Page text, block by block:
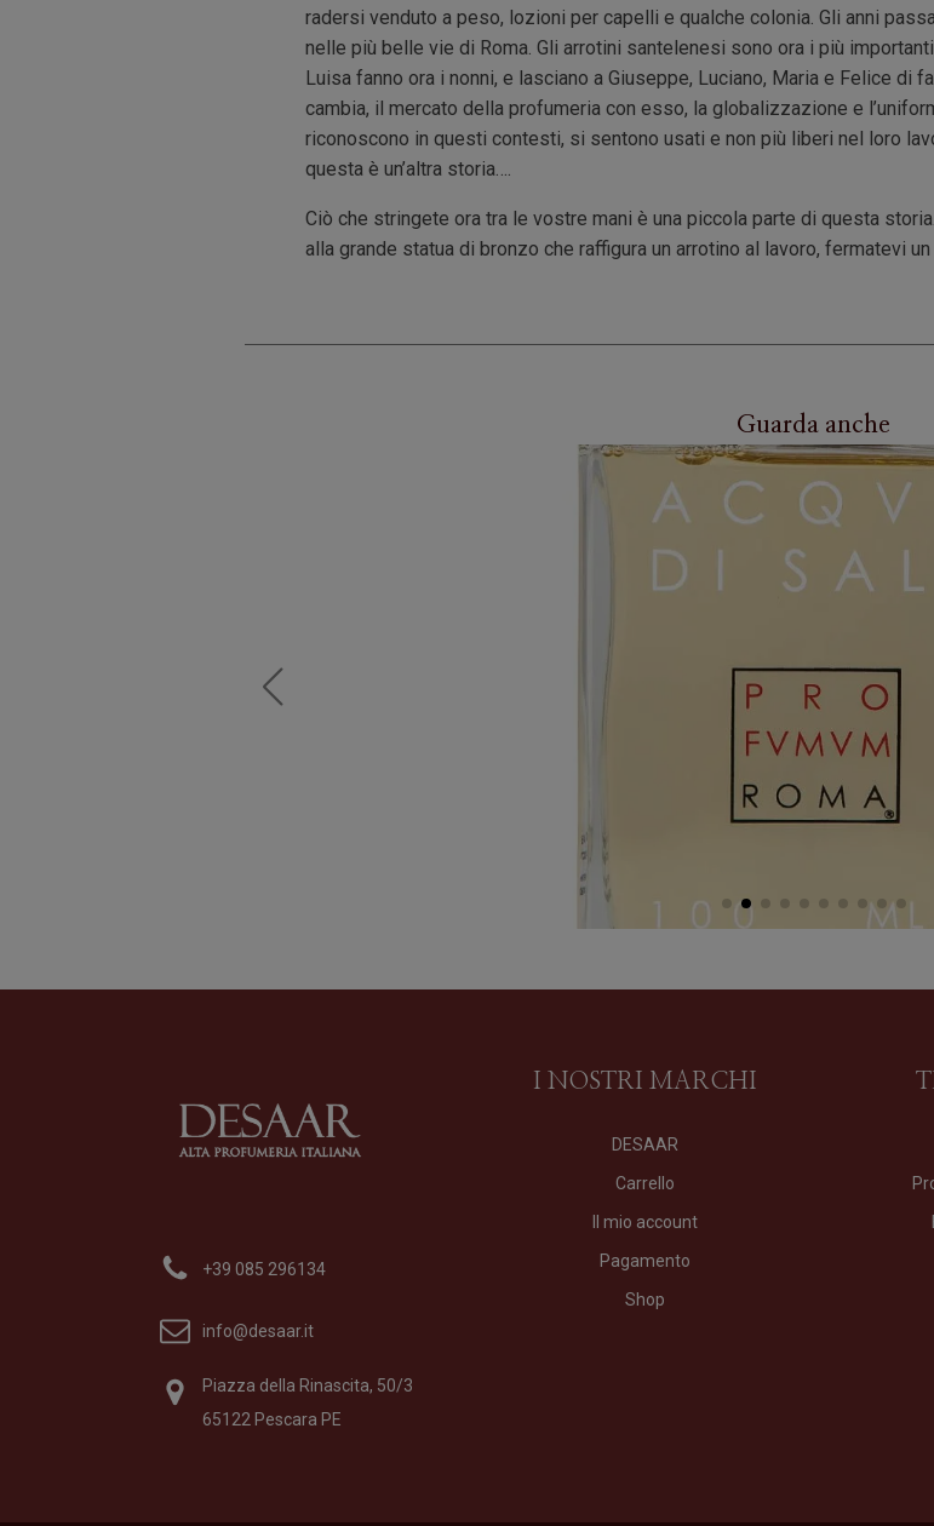
radersi venduto a peso, lozioni per capelli e qualche colonia. Gli anni
nelle più belle vie di Roma. Gli arrotini santelenesi sono ora i più
Luisa fanno ora i nonni, e lasciano a Giuseppe, Luciano, Maria e Felice di
cambia, il mercato della profumeria con esso, la globalizzazione e
riconoscono in questi contesti, si sentono usati e non più liberi nel loro
questa è un’altra storia….
Ciò che stringete ora tra le vostre mani è una piccola parte di questa
alla grande statua di bronzo che raffigura un arrotino al lavoro, fermatevi
Guarda anche
Formato100 ml
+39 085 296134
info@desaar.it
Piazza della Rinascita, 50/3
65122 Pescara PE
I NOSTRI MARCHI
DESAAR
Carrello
Il mio account
Pagamento
Shop